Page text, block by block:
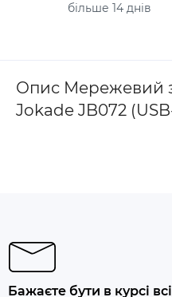
більше 14 днів
Опис Мережевий
Jokade JB072
Бажаєте бути в курсі